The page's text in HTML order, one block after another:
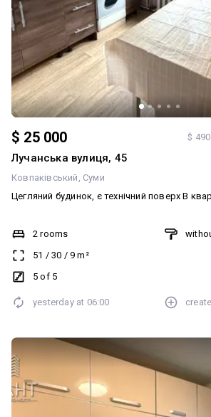
$ 25 000 $
Лучанська вулиця, 45
Ковпаківський Суми
Цегляний будинок, є технічний поверх В
2 rooms
51 / 30 / 9 m²
5 of 5
yesterday at 06:00